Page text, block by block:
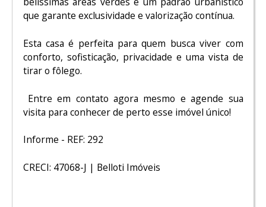
que garante exclusividade e valorização contínua.
Esta casa é perfeita para quem busca viver com
conforto, sofisticação, privacidade e uma vista de
tirar o fôlego.
Entre em contato agora mesmo e agende sua
visita para conhecer de perto esse imóvel único!
Informe - REF: 292
CRECI: 47068-J | Belloti Imóveis